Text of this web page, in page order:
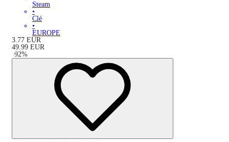
Steam
•
Clé
•
EUROPE
3.77 EUR
49.99 EUR
-92%